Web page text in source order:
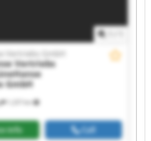
1,237 km
Vertriebs GmbH
Vertriebs
GmbH
info Call